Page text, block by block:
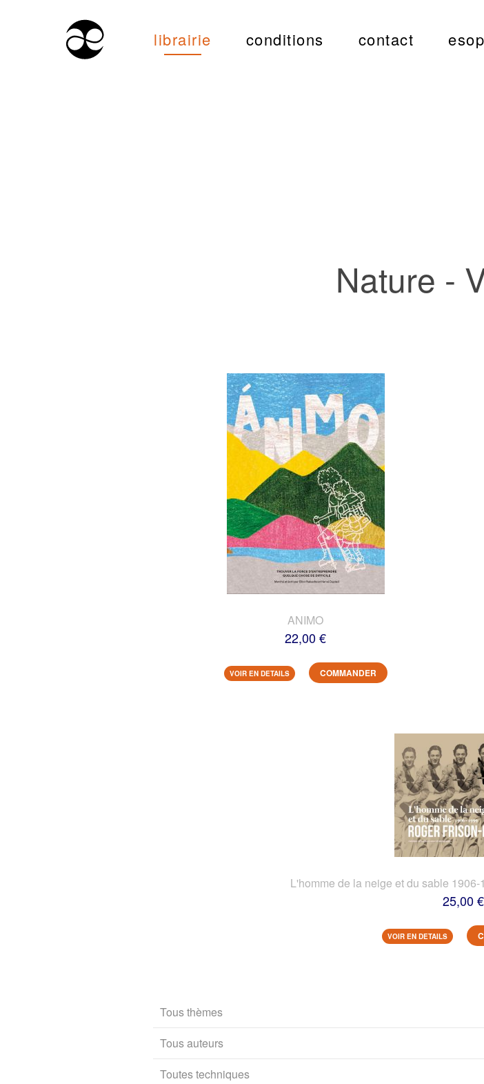
librairie conditions contact
Nature -
ANIMO
22,00 €
VOIR EN DETAILS COMMANDER
L'homme de la neige et du sable
25,00 €
VOIR EN DETAILS